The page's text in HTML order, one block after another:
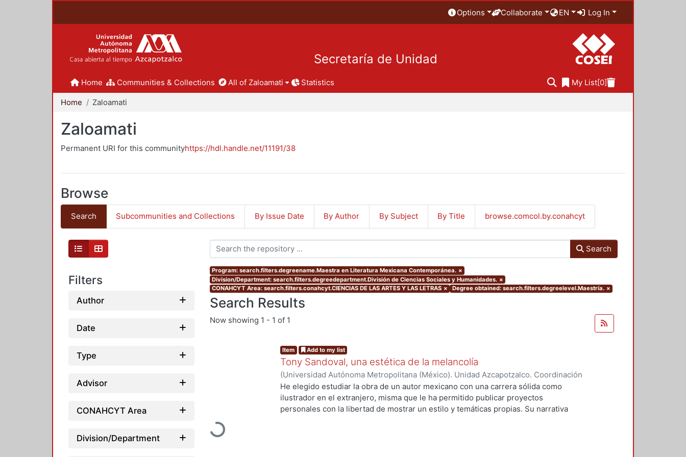
Options Collaborate EN Log In
Secretaría de Unidad
Home Communities & Collections All of Zaloamati Statistics My List[0]
Home Zaloamati
Zaloamati
Permanent URI for this communityhttps://hdl.handle.net/11191/38
Browse
Search Subcommunities and Collections By Issue Date By Author By Subject By Title browse.comcol.by.conahcyt
Filters
Author
Date
Type
Advisor
CONAHCYT Area
Division/Department
Search
Program: search.filters.degreename.Maestra en Literatura Mexicana Contemporánea. ×
Division/Department: search.filters.degreedepartment.División de Ciencias Sociales y Humanidades. ×
CONAHCYT Area: search.filters.conahcyt.CIENCIAS DE LAS ARTES Y LAS LETRAS × Degree obtained: search.filters.degreelevel.Maestría. ×
Search Results
Now showing 1 - 1 of 1
Loading...
Item Add to my list
Tony Sandoval, una estética de la melancolía
(Universidad Autónoma Metropolitana (México). Unidad Azcapotzalco. Coordinación
de Servicios de Información.,2019-10)Vázquez Díaz, Nadia
He elegido estudiar la obra de un autor mexicano con una carrera sólida como
ilustrador en el extranjero, misma que le ha permitido publicar proyectos
personales con la libertad de mostrar un estilo y temáticas propias. Su narrativa